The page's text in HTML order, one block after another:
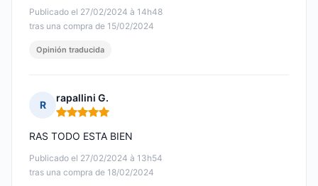
Publicado el 27/02/2024 à 14h48
tras una compra de 15/02/2024
Opinión traducida
R
rapallini G.
Nota: 5 de 5
Publicado el 27/02/2024 à 13h54
tras una compra de 18/02/2024
RAS TODO ESTA BIEN